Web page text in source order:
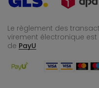
Le règlement des
virement électronique est
de PayU